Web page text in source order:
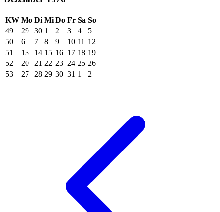
KW Mo Di Mi Do Fr Sa So
49
29 30 1 2 3 4
5
50
6 7 8 9 10 11 12
51
13 14 15 16 17 18 19
52
20 21 22 23 24 25 26
53
27 28 29 30 31 1 2